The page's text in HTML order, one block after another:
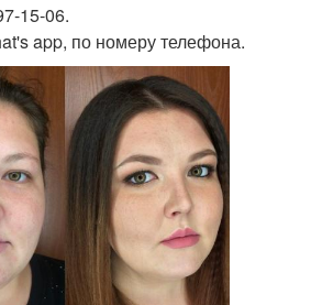
15-06.
app, по номеру телефона.